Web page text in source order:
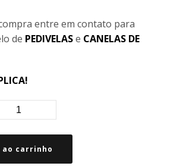
entre em contato para
de PEDIVELASe CANELAS DE
carrinho